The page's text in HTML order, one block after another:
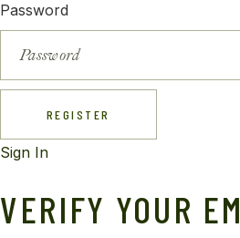
Password
REGISTER
Sign In
VERIFY YOUR